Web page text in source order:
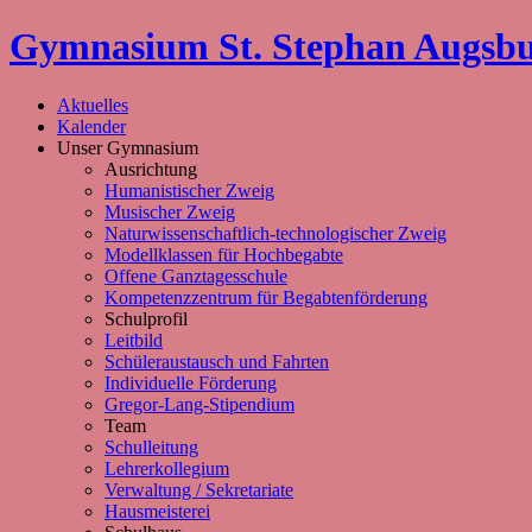
Gymnasium St. Stephan
Aktuelles
Kalender
Unser Gymnasium
Ausrichtung
Humanistischer Zweig
Musischer Zweig
Naturwissenschaftlich-technologischer Zweig
Modellklassen für Hochbegabte
Offene Ganztagesschule
Kompetenzzentrum für Begabtenförderung
Schulprofil
Leitbild
Schüleraustausch und Fahrten
Individuelle Förderung
Gregor-Lang-Stipendium
Team
Schulleitung
Lehrerkollegium
Verwaltung / Sekretariate
Hausmeisterei